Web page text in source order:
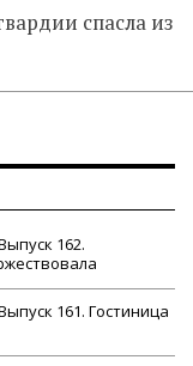
спасла из
162.
161. Гостиница